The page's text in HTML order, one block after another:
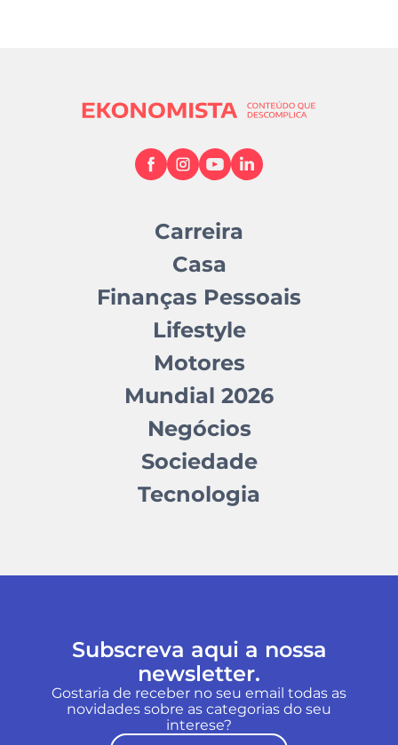
Carreira
Casa
Finanças Pessoais
Lifestyle
Motores
Mundial 2026
Negócios
Sociedade
Tecnologia
Subscreva aqui a nossa
newsletter.
Gostaria de receber no seu email todas as
novidades sobre as categorias do seu
interese?